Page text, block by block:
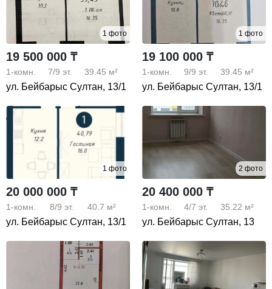
1 фото
19 500 000 ₸
1-комн. 7/9 эт. 39.45 м²
ул. Бейбарыс Султан, 13/1
1 фото
19 100 000 ₸
1-комн. 9/9 эт. 39.45 м²
ул. Бейбарыс Султан, 13/1
1 фото
20 000 000 ₸
1-комн. 8/9 эт. 40.7 м²
ул. Бейбарыс Султан, 13/1
2 фото
20 400 000 ₸
1-комн. 4/7 эт. 35.22 м²
ул. Бейбарыс Султан, 13